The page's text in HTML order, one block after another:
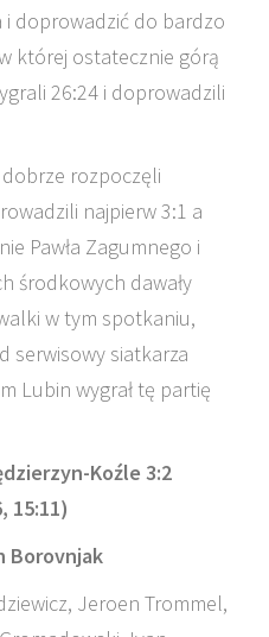
i doprowadzić do bardzo
której ostatecznie górą
26:24 i doprowadzili
rozpoczęli
najpierw 3:1 a
Pawła Zagumnego i
środkowych dawały
w tym spotkaniu,
serwisowy siatkarza
Lubin wygrał tę partię
Koźle 3:2
15:11)
Borovnjak
Jeroen Trommel,